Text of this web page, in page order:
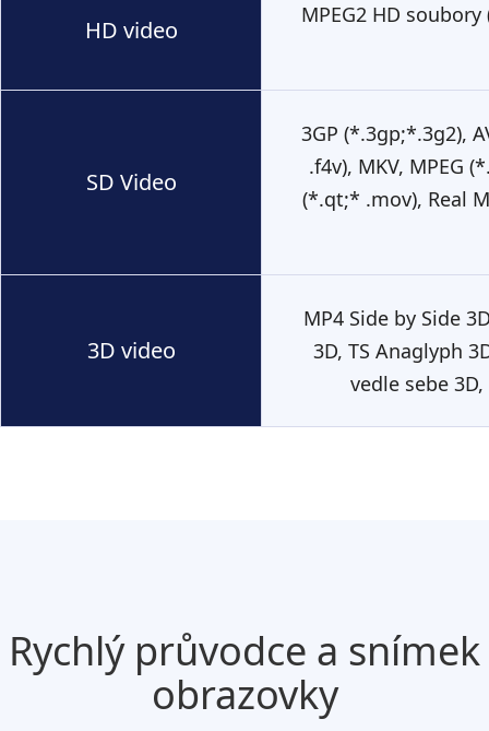
HD video
MPEG2 HD
SD Video
3GP (*.3gp;*.3g2),
.f4v), MKV, MPEG
(*.qt;* .mov), Real
3D video
MP4 Side by Side
3D, TS Anaglyph
vedle sebe
Rychlý průvodce a snímek
obrazovky